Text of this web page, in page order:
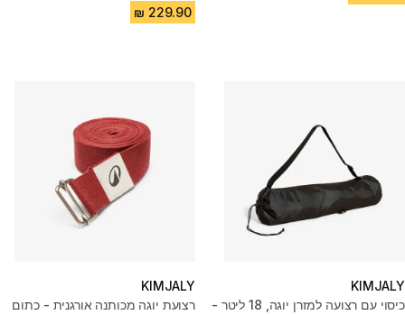
KIMJALY
כיסוי עם רצועה למזרן יוגה, 18 ליטר -
KIMJALY
רצועת יוגה מכותנה אורגנית - כתום